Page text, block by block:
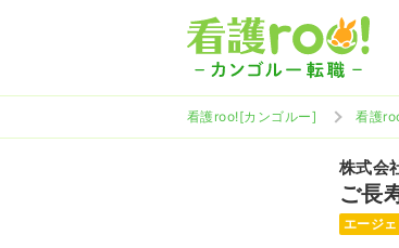
看護roo![カンゴルー] 看護
株式会
ご長
エージ